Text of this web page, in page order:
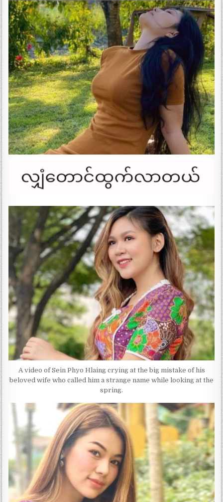
A video of Sein Phyo Hlaing crying at the big mistake of his
beloved wife who called him a strange name while looking at the
spring.